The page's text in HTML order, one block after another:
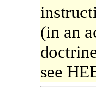
(in an
see